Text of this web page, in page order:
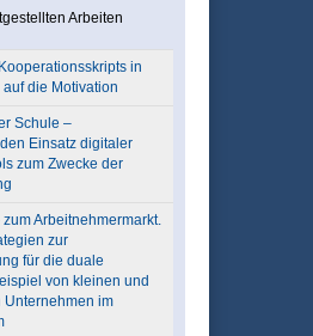
Arbeiten
in
die Motivation
Schule –
Einsatz digitaler
zum Zwecke der
Arbeitnehmermarkt.
zur
für die duale
von kleinen und
Unternehmen im